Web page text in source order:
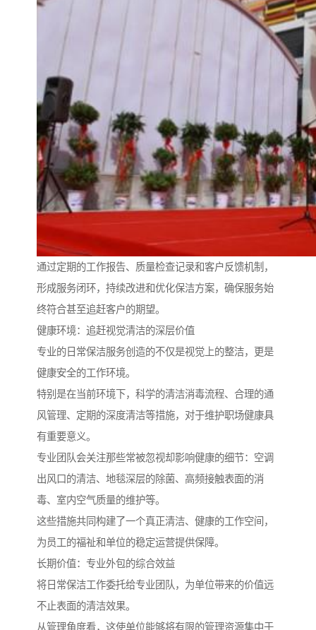
通过定期的工作报告、质量检查记录和客户反馈机制，
形成服务闭环，持续改进和优化保洁方案，确保服务始
终符合甚至追赶客户的期望。
健康环境：追赶视觉清洁的深层价值
专业的日常保洁服务创造的不仅是视觉上的整洁，更是
健康安全的工作环境。
特别是在当前环境下，科学的清洁消毒流程、合理的通
风管理、定期的深度清洁等措施，对于维护职场健康具
有重要意义。
专业团队会关注那些常被忽视却影响健康的细节：空调
出风口的清洁、地毯深层的除菌、高频接触表面的消
毒、室内空气质量的维护等。
这些措施共同构建了一个真正清洁、健康的工作空间，
为员工的福祉和单位的稳定运营提供保障。
长期价值：专业外包的综合效益
将日常保洁工作委托给专业团队，为单位带来的价值远
不止表面的清洁效果。
从管理角度看，这使单位能够将有限的管理资源集中于